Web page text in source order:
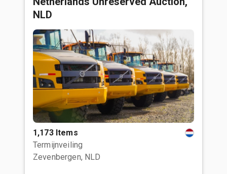
NLD
1,173 Items
Termijnveiling
Zevenbergen, NLD